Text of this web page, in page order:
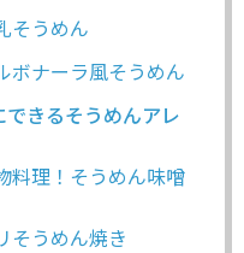
そうめん
ボナーラ風そうめん
できるそうめんアレ
料理！そうめん味噌
そうめん焼き